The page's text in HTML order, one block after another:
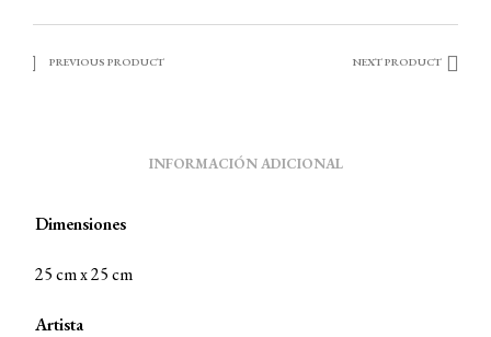
PREVIOUS PRODUCT NEXT PRODUCT
INFORMACIÓN ADICIONAL
Dimensiones
25 cm x 25 cm
Artista